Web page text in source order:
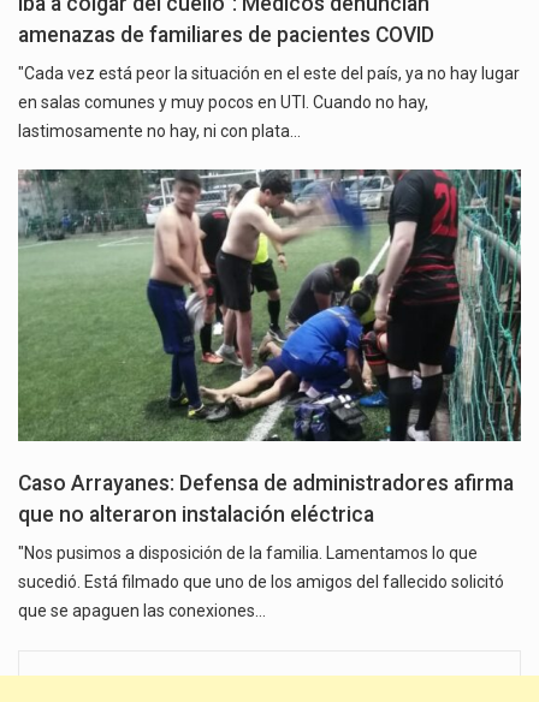
amenazas de familiares de pacientes COVID
"Cada vez está peor la situación en el este del país, ya no hay lugar
en salas comunes y muy pocos en UTI. Cuando no hay,
lastimosamente no hay, ni con plata…
Caso Arrayanes: Defensa de administradores afirma
que no alteraron instalación eléctrica
"Nos pusimos a disposición de la familia. Lamentamos lo que
sucedió. Está filmado que uno de los amigos del fallecido solicitó
que se apaguen las conexiones…